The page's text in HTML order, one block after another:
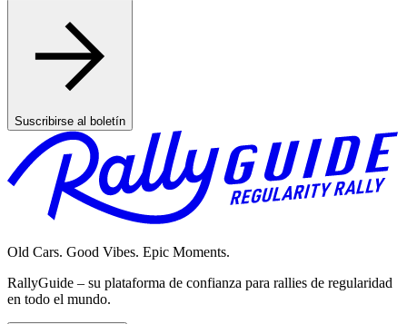
Suscribirse al boletín
Old Cars. Good Vibes. Epic Moments.
RallyGuide – su plataforma de confianza para rallies de regularidad
en todo el mundo.